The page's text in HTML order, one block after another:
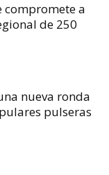
compromete a
de 250
nueva ronda
pulseras